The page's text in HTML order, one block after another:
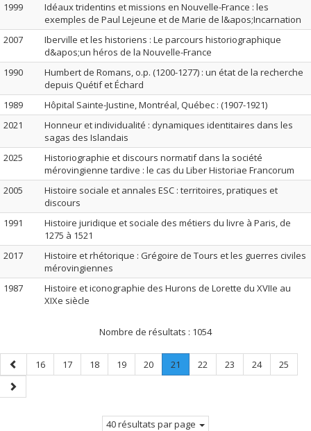
1999
Idéaux tridentins et missions en Nouvelle-France : les
exemples de Paul Lejeune et de Marie de l&apos;Incarnation
2007
Iberville et les historiens : Le parcours historiographique
d&apos;un héros de la Nouvelle-France
1990
Humbert de Romans, o.p. (1200-1277) : un état de la recherche
depuis Quétif et Échard
1989
Hôpital Sainte-Justine, Montréal, Québec : (1907-1921)
2021
Honneur et individualité : dynamiques identitaires dans les
sagas des Islandais
2025
Historiographie et discours normatif dans la société
mérovingienne tardive : le cas du Liber Historiae Francorum
2005
Histoire sociale et annales ESC : territoires, pratiques et
discours
1991
Histoire juridique et sociale des métiers du livre à Paris, de
1275 à 1521
2017
Histoire et rhétorique : Grégoire de Tours et les guerres civiles
mérovingiennes
1987
Histoire et iconographie des Hurons de Lorette du XVIIe au
XIXe siècle
Nombre de résultats : 1054
Page
précédente
Page
16 Page
17 Page
18 Page
19 Page
20 Page
21
Page
Page
22 Page
23 Page
24 Page
25
Page
suivante
40 résultats par page